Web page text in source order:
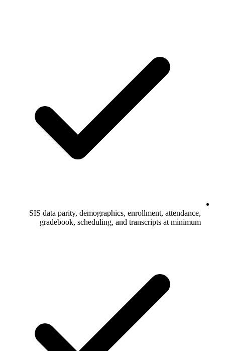
SIS data parity, demographics, enrollment, attendance,
gradebook, scheduling, and transcripts at minimum